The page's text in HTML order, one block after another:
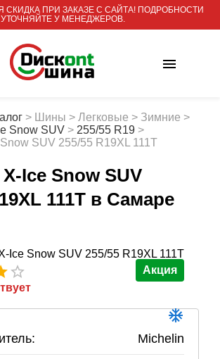
СКИДКА ПРИ ЗАКАЗЕ С САЙТА! ПОДРОБНОСТИ
УТОЧНЯЙТЕ У МЕНЕДЖЕРОВ.
> Шины > Легковые > Зимние >
Snow SUV > 255/55 R19 >
SUV 255/55 R19XL 111T
Ice Snow SUV
111T в Самаре
Акция
Michelin